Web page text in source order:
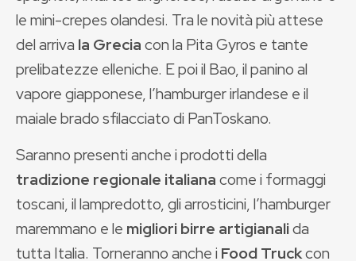
le mini-crepes olandesi. Tra le novità più attese
del arriva la Greciacon la Pita Gyros e tante
prelibatezze elleniche. E poi il Bao, il panino al
vapore giapponese, l’hamburger irlandese e il
maiale brado sfilacciato di PanToskano.
Saranno presenti anche i prodotti della
tradizione regionale italianacome i formaggi
toscani, il lampredotto, gli arrosticini, l’hamburger
maremmano e le migliori birre artigianalida
tutta Italia. Torneranno anche i Food Truckcon